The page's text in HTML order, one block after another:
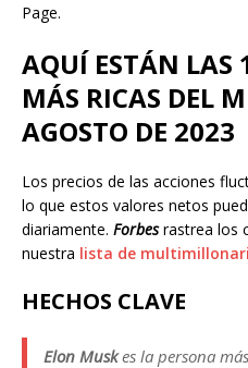
Page.
AQUÍ ESTÁN LAS
MÁS RICAS DEL
AGOSTO DE 2023
Los precios de las acciones
lo que estos valores netos
diariamente. Forbesrastrea los
nuestra lista de
HECHOS CLAVE
Elon Muskes la persona